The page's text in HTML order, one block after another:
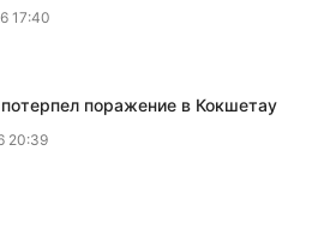
17:40
потерпел поражение в Кокшетау
20:39